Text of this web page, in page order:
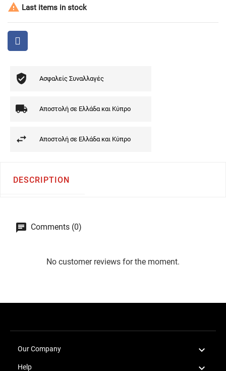
 Last items in stock
Ασφαλείς Συναλλαγές
Αποστολή σε Ελλάδα και Κύπρο
Αποστολή σε Ελλάδα και Κύπρο
DESCRIPTION
Comments (0)
No customer reviews for the moment.
Our Company 
Help 